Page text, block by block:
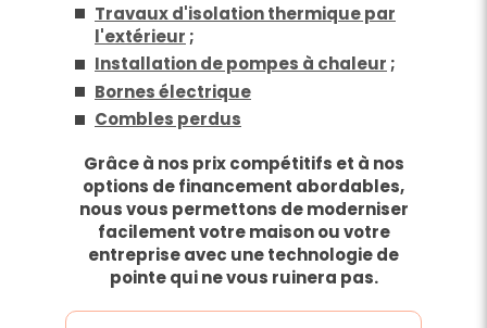
Travaux d'isolation thermique par
l'extérieur ;
Installation de pompes à chaleur ;
Bornes électrique
Combles perdus
Grâce à nos prix compétitifs et à nos
options de financement abordables,
nous vous permettons de moderniser
facilement votre maison ou votre
entreprise avec une technologie de
pointe qui ne vous ruinera pas.